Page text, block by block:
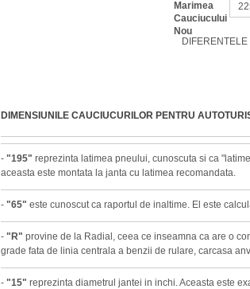
Marimea
Cauciucului
Nou
DIMENSIUNILE CAUCIUCURILOR PENTRU
- "195" reprezinta latimea pneului, cunoscuta si ca
aceasta este montata la janta cu latimea recomandata.
- "65" este cunoscut ca raportul de inaltime. El este
- "R" provine de la Radial, ceea ce inseamna ca are o
grade fata de linia centrala a benzii de rulare, carcasa
- "15" reprezinta diametrul jantei in inchi. Aceasta este